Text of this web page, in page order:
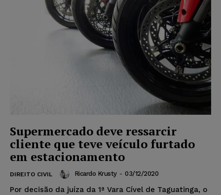
Supermercado deve ressarcir
cliente que teve veículo furtado
em estacionamento
DIREITO CIVIL Ricardo Krusty - 03/12/2020
Por decisão da juíza da 1ª Vara Cível de Taguatinga, o